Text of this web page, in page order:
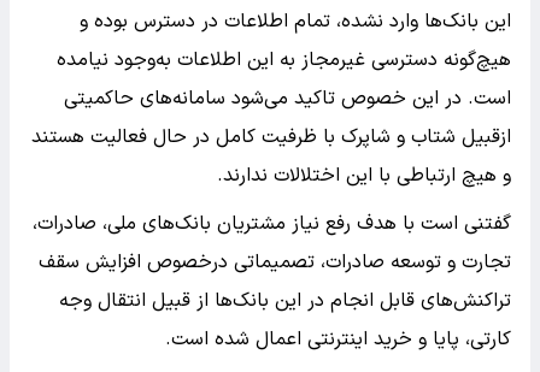
این بانک‌ها وارد نشده، تمام اطلاعات در دسترس بوده و
هیچ‌گونه دسترسی غیرمجاز به این اطلاعات به‌وجود نیامده
است. در این خصوص تاکید می‌شود سامانه‌های حاکمیتی
ازقبیل شتاب و شاپرک با ظرفیت کامل در حال فعالیت هستند
و هیچ ارتباطی با این اختلالات ندارند.
گفتنی است با هدف رفع نیاز مشتریان بانک‌های ملی، صادرات،
تجارت و توسعه صادرات، تصمیماتی درخصوص افزایش سقف
تراکنش‌های قابل انجام در این بانک‌ها از قبیل انتقال وجه
کارتی، پایا و خرید اینترنتی اعمال شده است.